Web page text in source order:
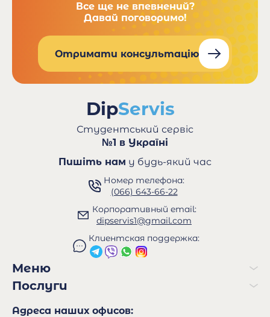
Все ще не впевнений?
Давай поговоримо!
Отримати консультацію
Студентський сервіс
№1 в Україні
Пишіть нам у будь-який час
Номер телефона:
(066) 643-66-22
Корпоративный email:
dipservis1@gmail.com
Клиентская поддержка:
Меню
Послуги
Адреса наших офисов: